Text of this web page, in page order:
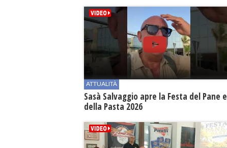
ATTUALITÀ
Sasà Salvaggio apre la Festa del Pane e
della Pasta 2026